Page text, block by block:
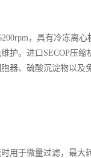
，具有冷冻离
护。进口SECOP压
器、硫酸沉淀物以及
用于微量过滤，最大